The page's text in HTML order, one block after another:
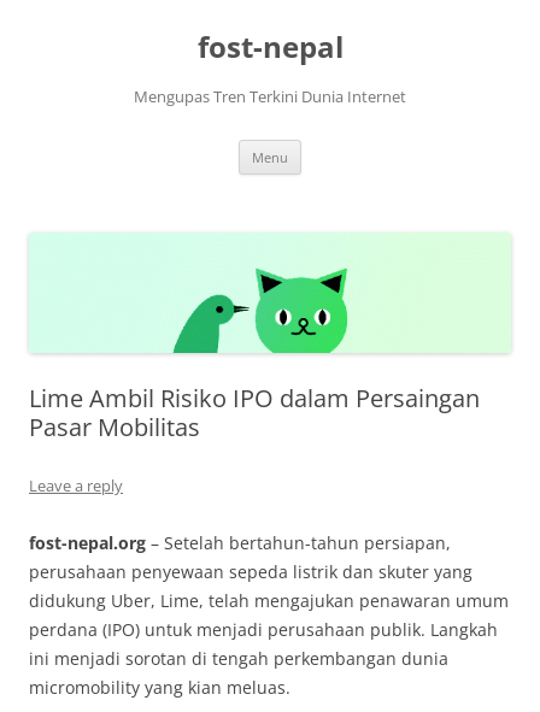
fost-nepal
Mengupas Tren Terkini Dunia Internet
Menu
Lime Ambil Risiko IPO dalam Persaingan
Pasar Mobilitas
Leave a reply
fost-nepal.org – Setelah bertahun-tahun persiapan,
perusahaan penyewaan sepeda listrik dan skuter yang
didukung Uber, Lime, telah mengajukan penawaran umum
perdana (IPO) untuk menjadi perusahaan publik. Langkah
ini menjadi sorotan di tengah perkembangan dunia
micromobility yang kian meluas.